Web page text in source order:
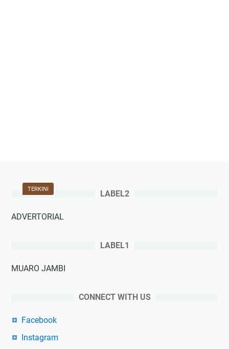
TERKINI LABEL2
ADVERTORIAL
LABEL1
MUARO JAMBI
CONNECT WITH US
Facebook
Instagram